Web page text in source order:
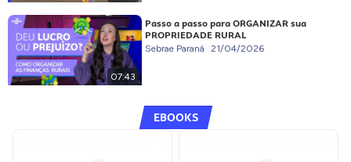
07:43
Passo a passo para ORGANIZAR sua
PROPRIEDADE RURAL
Sebrae Paraná 21/04/2026
EBOOKS